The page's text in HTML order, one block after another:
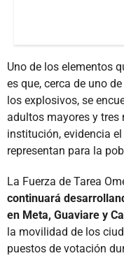
Uno de los elementos
es que, cerca de uno
los explosivos, se
adultos mayores y tres
institución, evidencia
representan para la
La Fuerza de Tarea
continuará
en Meta, Guaviare y
la movilidad de los
puestos de votación